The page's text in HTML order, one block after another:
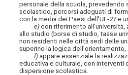
personale della scuola,
scolastico, percorsi adeguati di
con la media dei Paesi dell'UE-27 e
e) con riferimento
allo studio (borse di studio, tasse
non residenti nelle città sedi delle
superino la logica
f) appare essenziale la
educativa e culturale, con
dispersione scolastica.